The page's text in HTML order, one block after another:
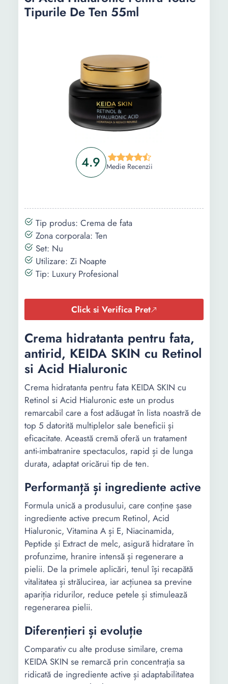
4.9 Medie Recenzii
Tipurile De Ten 55ml
Tip produs: Crema de fata
Zona corporala: Ten
Set: Nu
Utilizare: Zi Noapte
Tip: Luxury Profesional
Click si Verifica Pret
Crema hidratanta pentru fata,
antirid, KEIDA SKIN cu Retinol
si Acid Hialuronic
Crema hidratanta pentru fata KEIDA SKIN cu
Retinol si Acid Hialuronic este un produs
remarcabil care a fost adăugat în lista noastră de
top 5 datorită multiplelor sale beneficii și
eficacitate. Această cremă oferă un tratament
anti-imbatranire spectaculos, rapid și de lunga
durata, adaptat oricărui tip de ten.
Performanță și ingrediente active
Formula unică a produsului, care conține șase
ingrediente active precum Retinol, Acid
Hialuronic, Vitamina A și E, Niacinamida,
Peptide și Extract de melc, asigură hidratare în
profunzime, hranire intensă și regenerare a
pielii. De la primele aplicări, tenul își recapătă
vitalitatea și strălucirea, iar acțiunea sa previne
apariția ridurilor, reduce petele și stimulează
regenerarea pielii.
Diferențieri și evoluție
Comparativ cu alte produse similare, crema
KEIDA SKIN se remarcă prin concentrația sa
ridicată de ingrediente active și adaptabilitatea
Informații
Intrebari Frecvente